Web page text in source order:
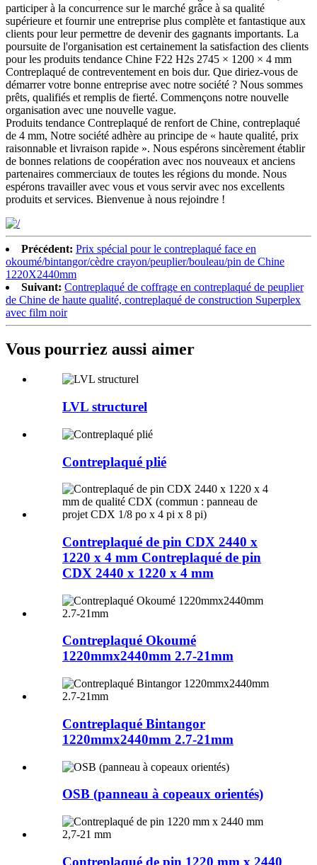
participer à la concurrence sur le marché grâce à sa qualité
supérieure et fournir une entreprise plus complète et fantastique aux
clients pour leur permettre de devenir des gagnants importants. La
poursuite de l'organisation est certainement la satisfaction des clients
pour les produits tendance Chine F22 H2s 2745 × 1200 × 4 mm
Contreplaqué de contreventement en bois dur. Que diriez-vous de
démarrer votre bonne entreprise avec notre société ? Nous sommes
prêts, qualifiés et remplis de fierté. Commençons notre nouvelle
organisation avec une nouvelle vague.
Produits tendance Contreplaqué de renfort de Chine, contreplaqué
de 4 mm, Notre société adhère au principe de « haute qualité, prix
raisonnable et livraison rapide ». Nous espérons sincèrement établir
de bonnes relations de coopération avec nos nouveaux et anciens
partenaires commerciaux de toutes les régions du monde. Nous
espérons travailler avec vous et vous servir avec nos excellents
produits et services. Bienvenue à nous rejoindre !
Précédent: Prix ​​spécial pour le contreplaqué face en
okoumé/bintangor/cèdre crayon/peuplier/bouleau/pin de Chine
1220X2440mm
Suivant: Contreplaqué de coffrage en contreplaqué de peuplier
de Chine de haute qualité, contreplaqué de construction Superplex
avec film noir
Vous pourriez aussi aimer
LVL structurel
Contreplaqué plié
Contreplaqué de pin CDX 2440 x
1220 x 4 mm Contreplaqué de pin
CDX 2440 x 1220 x 4 mm
Contreplaqué Okoumé
1220mmx2440mm 2.7-21mm
Contreplaqué Bintangor
1220mmx2440mm 2.7-21mm
OSB (panneau à copeaux orientés)
Contreplaqué de pin 1220 mm x 2440